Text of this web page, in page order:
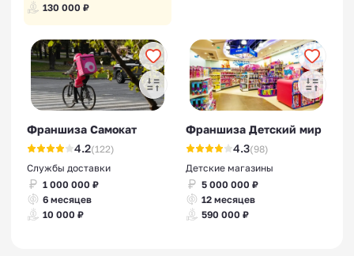
130 000 ₽
Франшиза Самокат
4.2(122)
Службы доставки
1 000 000 ₽
6 месяцев
10 000 ₽
Франшиза Детский мир
4.3(98)
Детские магазины
5 000 000 ₽
12 месяцев
590 000 ₽